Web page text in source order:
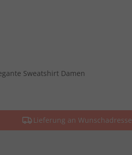
Sweatshirt Damen
Lieferung an Wunschadresse